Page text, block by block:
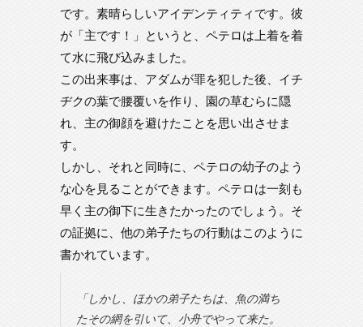
です。素晴らしいアイデンティティです。彼
が「主です！」というと、ペテロは上着を着
て水に飛び込みました。
この出来事は、アダムが罪を犯した後、イチ
ヂクの葉で腰覆いを作り、園の草むらに隠
れ、主の御顔を避けたことを思い出させま
す。
しかし、それと同時に、ペテロの幼子のよう
な心を見ることができます。ペテロは一刻も
早く主の御下に生きたかったのでしょう。そ
の証拠に、他の弟子たちの行動はこのように
書かれています。
「しかし、ほかの弟子たちは、魚の満ち
たその網を引いて、小舟でやって来た。